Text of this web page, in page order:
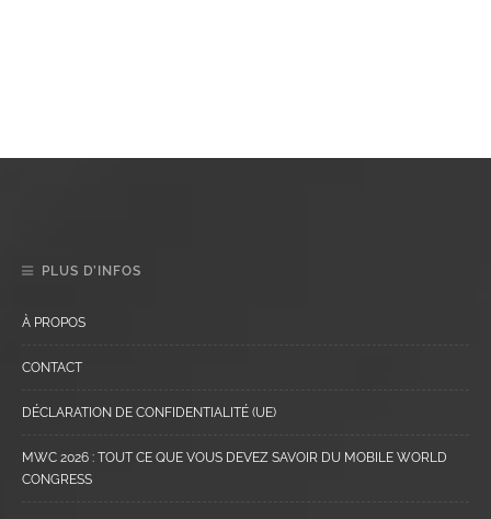
PLUS D’INFOS
À PROPOS
CONTACT
DÉCLARATION DE CONFIDENTIALITÉ (UE)
MWC 2026 : TOUT CE QUE VOUS DEVEZ SAVOIR DU MOBILE WORLD
CONGRESS